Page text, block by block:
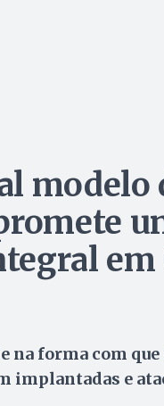
modelo
em
forma com que
implantadas e